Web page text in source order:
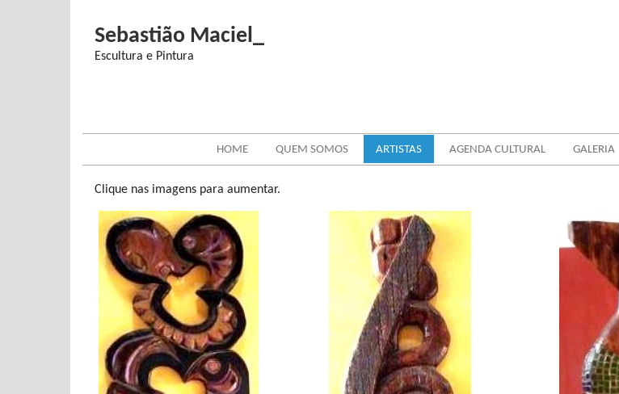
Sebastião Maciel_
Escultura e Pintura
HOME QUEM SOMOS ARTISTAS AGENDA CULTURAL GALERIA
Clique nas imagens para aumentar.